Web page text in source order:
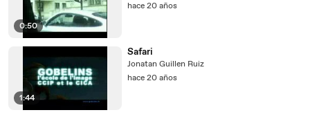
0:50
hace 20 años
1:44
Safari
Jonatan Guillen Ruiz
hace 20 años